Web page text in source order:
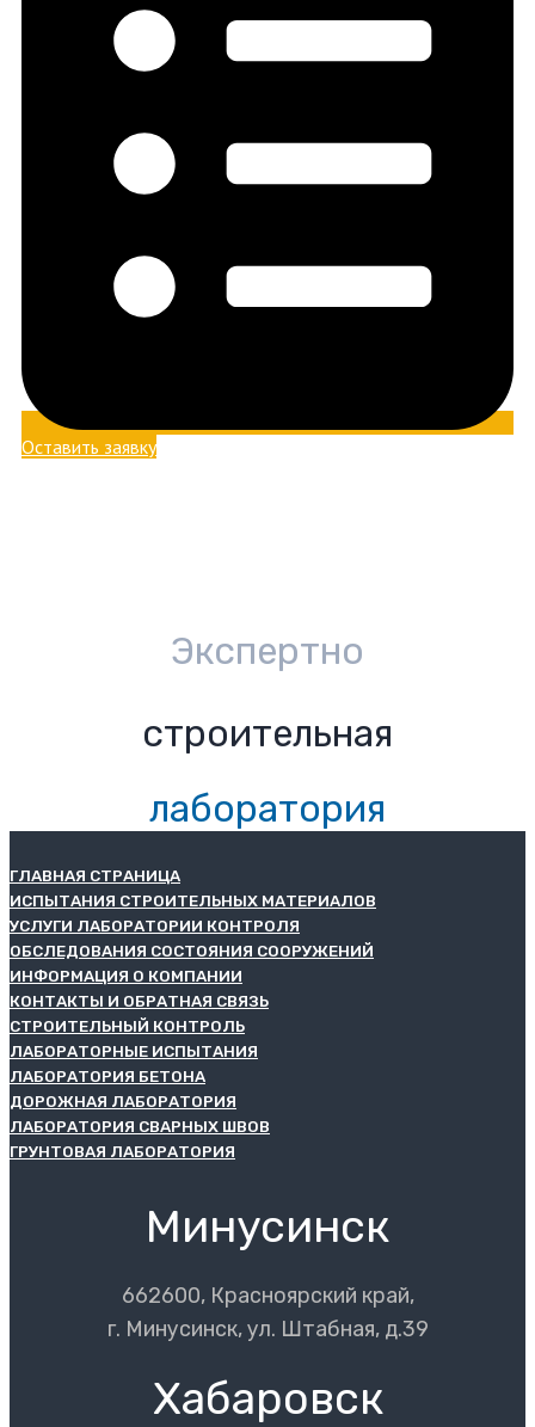
Оставить заявку
Экспертно
строительная
лаборатория
ГЛАВНАЯ СТРАНИЦА
ИСПЫТАНИЯ СТРОИТЕЛЬНЫХ МАТЕРИАЛОВ
УСЛУГИ ЛАБОРАТОРИИ КОНТРОЛЯ
ОБСЛЕДОВАНИЯ СОСТОЯНИЯ СООРУЖЕНИЙ
ИНФОРМАЦИЯ О КОМПАНИИ
КОНТАКТЫ И ОБРАТНАЯ СВЯЗЬ
СТРОИТЕЛЬНЫЙ КОНТРОЛЬ
ЛАБОРАТОРНЫЕ ИСПЫТАНИЯ
ЛАБОРАТОРИЯ БЕТОНА
ДОРОЖНАЯ ЛАБОРАТОРИЯ
ЛАБОРАТОРИЯ СВАРНЫХ ШВОВ
ГРУНТОВАЯ ЛАБОРАТОРИЯ
Минусинск
662600, Красноярский край,
г. Минусинск, ул. Штабная, д.39
Хабаровск